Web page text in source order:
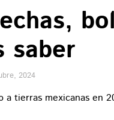
saber
2024
a tierras mexicanas en